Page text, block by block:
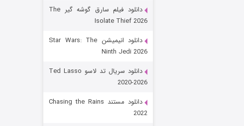
رویایی برای تو
قسمت ۱۵ (دوبله)
دانلود فیلم سارق گوشه گیر The
Isolate Thief 2026
دانلود انیمیشن Star Wars: The
Ninth Jedi 2026
دانلود سریال تد لاسو Ted Lasso
2020-2026
دانلود مستند Chasing the Rains
2022